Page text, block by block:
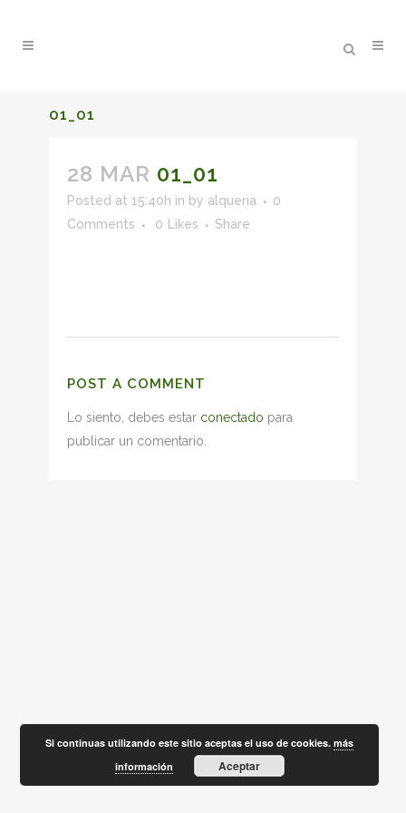
01_01
28 MAR 01_01
Posted at 15:40h in by alqueria
0
Comments
0 Likes Share
POST A COMMENT
Lo siento, debes estar conectado para
publicar un comentario.
Si continuas utilizando este sitio aceptas el uso de cookies.más
información
Aceptar